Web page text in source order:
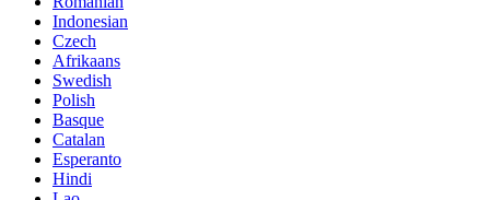
Indonesian
Czech
Afrikaans
Swedish
Polish
Basque
Catalan
Esperanto
Hindi